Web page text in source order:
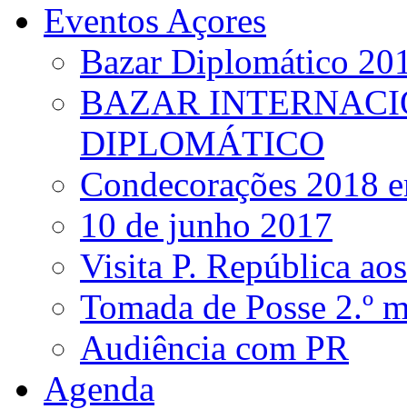
Eventos Açores
Bazar Diplomático
BAZAR
DIPLOMÁTICO
Condecorações 2018
10 de junho 2017
Visita P. República
Tomada de Posse 2.º
Audiência com PR
Agenda